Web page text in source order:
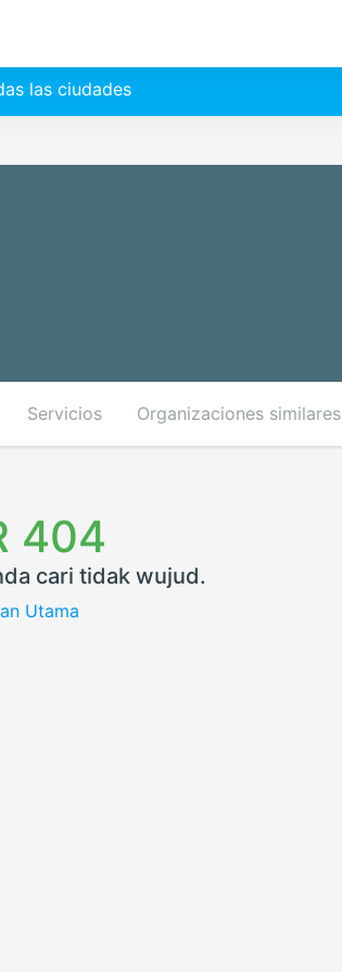
las ciudades
Servicios Organizaciones similares
404
cari tidak wujud.
Utama